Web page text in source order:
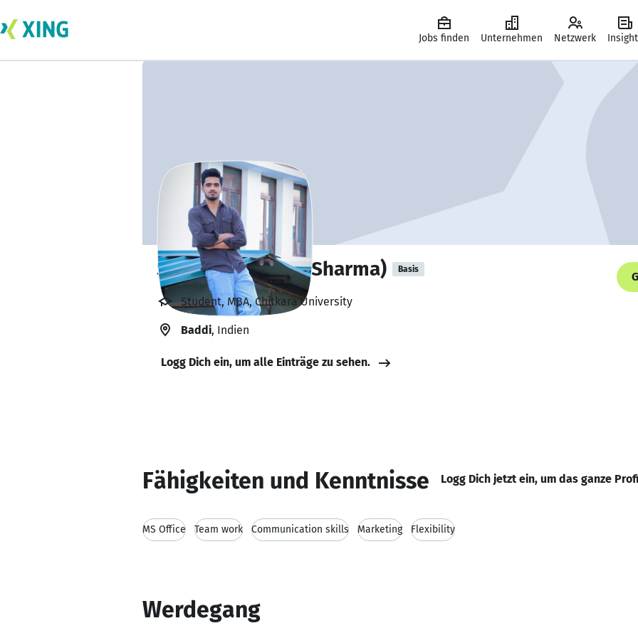
Jobs finden Unternehmen Netzwerk
Saksham Padha (Sharma) Basis
Student, MBA, Chitkara University
Baddi, Indien
Logg Dich ein, um alle Einträge zu sehen.
Fähigkeiten und Kenntnisse Logg Dich jetzt ein, um das ganze
MS Office Team work Communication skills Marketing Flexibility
Werdegang